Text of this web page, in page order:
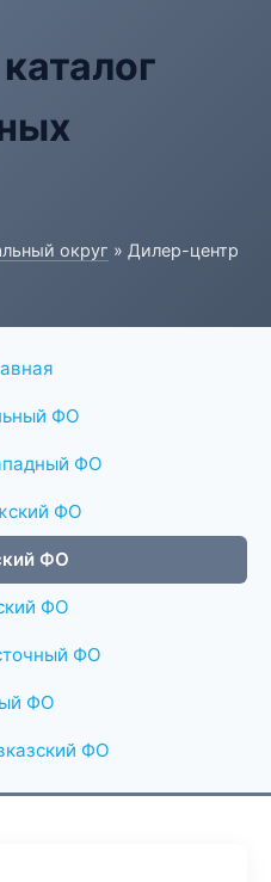
округ » Дилер-центр
ФО
ФО
ФО
ФО
ФО
ФО
ФО
ФО